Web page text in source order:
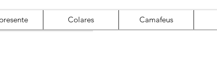
Colares Camafeus